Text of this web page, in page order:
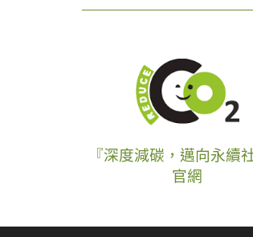
『深度減碳，邁向永續
官網